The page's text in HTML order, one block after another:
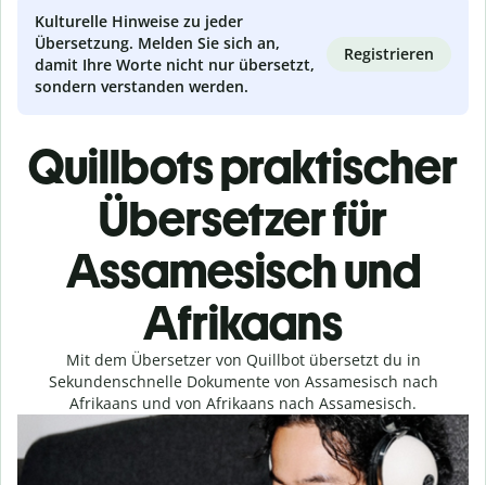
Kulturelle Hinweise zu jeder
Übersetzung. Melden Sie sich an,
damit Ihre Worte nicht nur übersetzt,
sondern verstanden werden.
Registrieren
Quillbots praktischer
Übersetzer für
Assamesisch und
Afrikaans
Mit dem Übersetzer von Quillbot übersetzt du in
Sekundenschnelle Dokumente von Assamesisch nach
Afrikaans und von Afrikaans nach Assamesisch.